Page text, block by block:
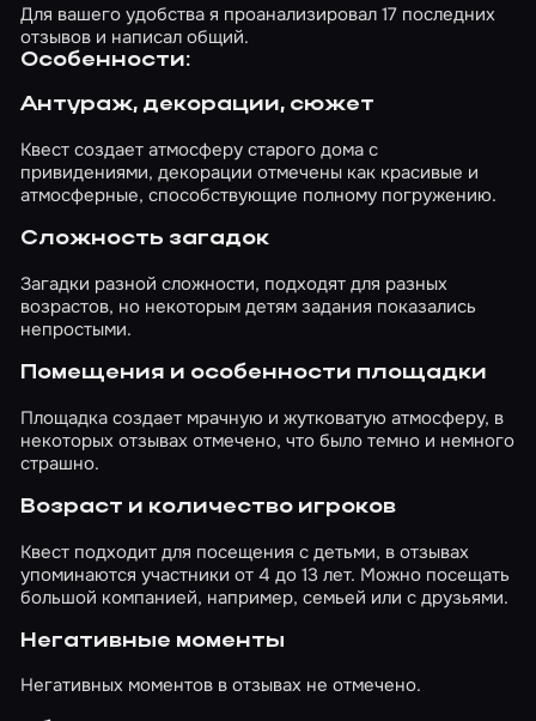
Для вашего удобства я проанализировал 17 последних
отзывов и написал общий.
Особенности:
Антураж, декорации, сюжет
Квест создает атмосферу старого дома с
привидениями, декорации отмечены как красивые и
атмосферные, способствующие полному погружению.
Сложность загадок
Загадки разной сложности, подходят для разных
возрастов, но некоторым детям задания показались
непростыми.
Помещения и особенности площадки
Площадка создает мрачную и жутковатую атмосферу, в
некоторых отзывах отмечено, что было темно и немного
страшно.
Возраст и количество игроков
Квест подходит для посещения с детьми, в отзывах
упоминаются участники от 4 до 13 лет. Можно посещать
большой компанией, например, семьей или с друзьями.
Негативные моменты
Негативных моментов в отзывах не отмечено.